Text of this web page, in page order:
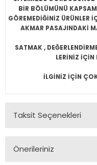
BİR BÖLÜMÜNÜ
GÖREMEDİĞİNİZ ÜRÜNLER
AKMAR PASAJINDAKİ
SATMAK ,
LERİNİZ İÇİN
İLGİNİZ İÇİN
Taksit Seçenekleri
Önerileriniz